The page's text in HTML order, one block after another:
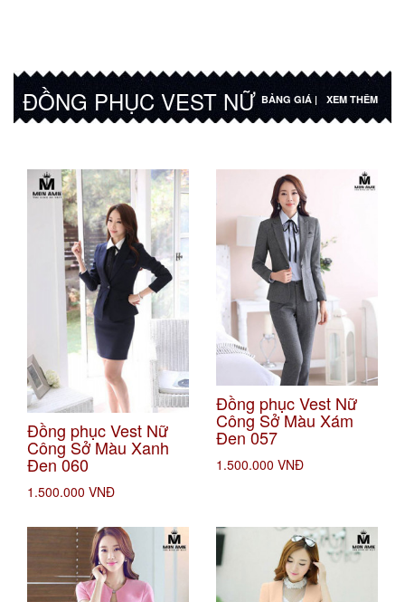
ĐỒNG PHỤC VEST NỮ XEM THÊM
BẢNG GIÁ |
Đồng phục Vest Nữ
Công Sở Màu Xanh
Đen 060
1.500.000 VNĐ
Đồng phục Vest Nữ
Công Sở Màu Xám
Đen 057
1.500.000 VNĐ